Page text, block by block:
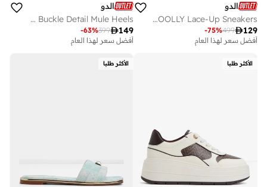
الدو
WOOLLY Lace-Up Sneakers
129
499
-75%
أفضل سعر لهذا العام
الدو
CINCINNATI Buckle Detail Mule Heels
149
399
-63%
أفضل سعر لهذا العام
الأكثر طلبا الأكثر طلبا